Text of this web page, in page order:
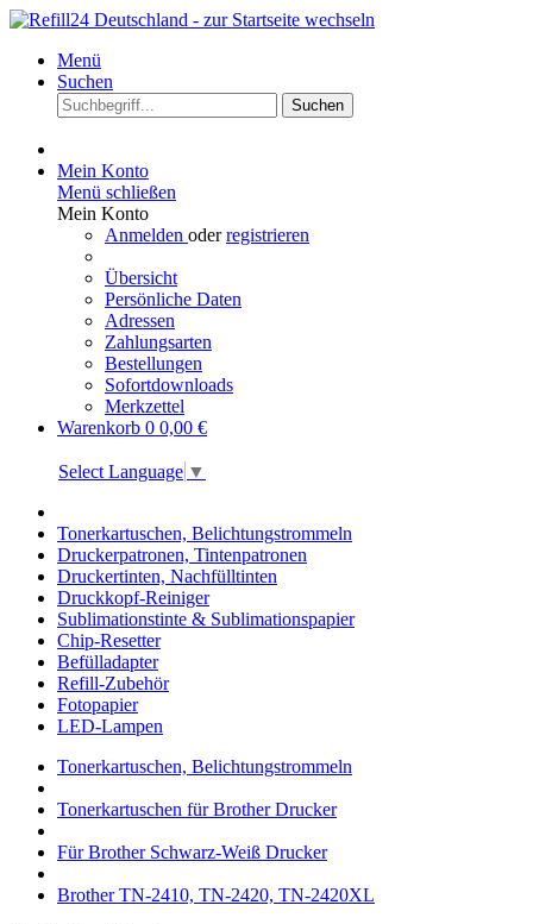
Menü
Suchen
Suchen
Mein Konto
Menü schließen
Mein Konto
Anmelden oderregistrieren
Übersicht
Persönliche Daten
Adressen
Zahlungsarten
Bestellungen
Sofortdownloads
Merkzettel
Warenkorb 0 0,00 €
Select Language ▼
Tonerkartuschen, Belichtungstrommeln
Druckerpatronen, Tintenpatronen
Druckertinten, Nachfülltinten
Druckkopf-Reiniger
Sublimationstinte & Sublimationspapier
Chip-Resetter
Befülladapter
Refill-Zubehör
Fotopapier
LED-Lampen
Tonerkartuschen, Belichtungstrommeln
Tonerkartuschen für Brother Drucker
Für Brother Schwarz-Weiß Drucker
Brother TN-2410, TN-2420, TN-2420XL